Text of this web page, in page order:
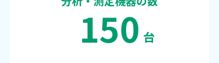
150 台